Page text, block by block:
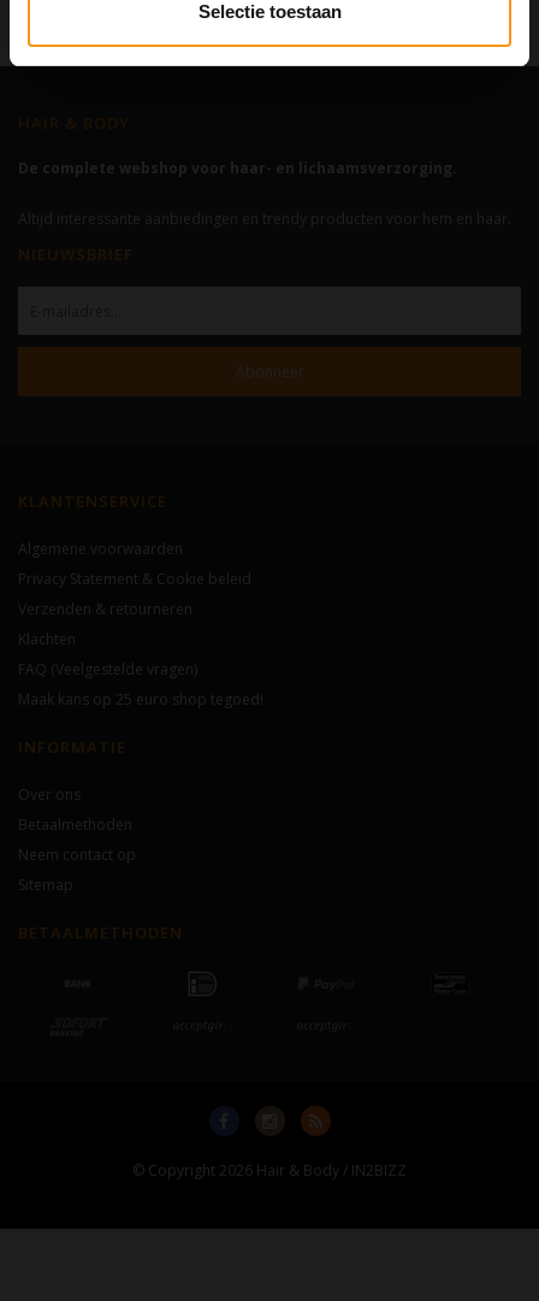
Selectie toestaan
De complete webshop voor haar- en lichaamsverzorging.
Altijd interessante aanbiedingen en trendy producten voor hem en haar.
NIEUWSBRIEF
Abonneer
KLANTENSERVICE
Algemene voorwaarden
Privacy Statement & Cookie beleid
Verzenden & retourneren
Klachten
FAQ (Veelgestelde vragen)
Maak kans op 25 euro shop tegoed!
INFORMATIE
Over ons
Betaalmethoden
Neem contact op
Sitemap
BETAALMETHODEN
© Copyright 2026 Hair & Body / IN2BIZZ